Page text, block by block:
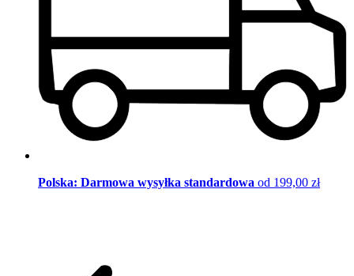
Polska: Darmowa wysyłka standardowa od 199,00 zł